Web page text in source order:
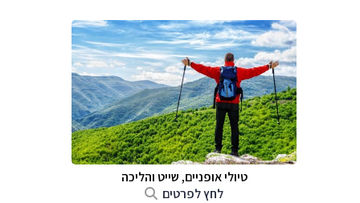
טיולי אופניים, שייט והליכה
לחץ לפרטים